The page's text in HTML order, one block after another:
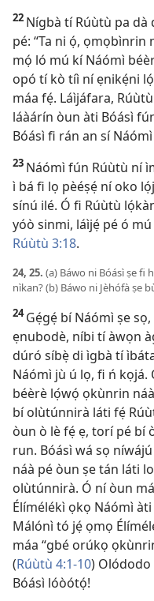
22 Nígbà tí Rúùtù pa dà
pé: “Ta ni ọ́, ọmọbìnrin
mọ́ ló mú kí Náómì
opó tí kò tíì ní ẹnikẹ́ni
máa fẹ́. Láìjáfara,
láàárín òun àti Bóásì
Bóásì fi rán an sí
23 Náómì fún Rúùtù ní
ì bá fi lọ pèéṣẹ́ ní oko
sínú ilé. Ó fi Rúùtù
yóò sinmi, láìjẹ́ pé ó
Rúùtù 3:18.
24, 25. (a) Báwo ni Bóásì ṣe fi
nìkan? (b) Báwo ni Jèhófà ṣe
24Gẹ́gẹ́ bí Náómì ṣe
ẹnubodè, níbi tí àwọn
dúró síbẹ̀ di ìgbà tí
Náómì jù ú lọ, fi ń kọjá.
béèrè lọ́wọ́ ọkùnrin
bí olùtúnnirà láti fẹ́
òun ò lè fẹ́ ẹ, torí pé bí
run. Bóásì wá sọ
náà pé òun ṣe tán láti
olùtúnnirà. Ó ní òun
Élímélékì ọkọ Náómì
Málónì tó jẹ́ ọmọ
máa “gbé orúkọ
(Rúùtù 4:1-10)
Bóásì lóòótọ́!